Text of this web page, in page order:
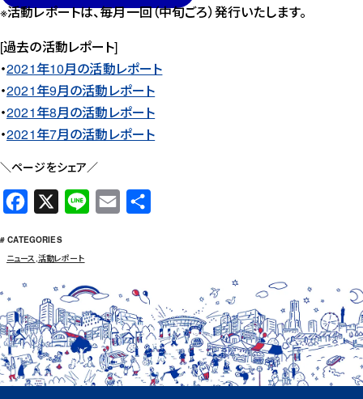
※活動レポートは、毎月一回（中旬ごろ）発行いたします。
[過去の活動レポート]
・2021年10月の活動レポート
・2021年9月の活動レポート
・2021年8月の活動レポート
・2021年7月の活動レポート
＼ページをシェア／
o
o
k
X
l
# CATEGORIES
ニュース 活動レポート